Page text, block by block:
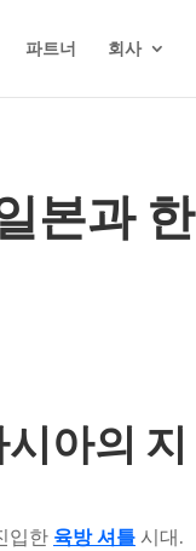
파트너 회사
본과 한
아의 지
입한 육방 셔틀시대.